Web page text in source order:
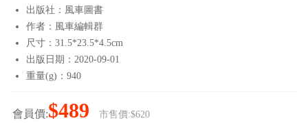
出版社：風車圖書
作者：風車編輯群
尺寸：31.5*23.5*4.5cm
出版日期：2020-09-01
重量(g)：940
會員價:$489 市售價:$620